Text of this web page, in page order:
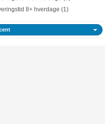
8+ hverdage (1)